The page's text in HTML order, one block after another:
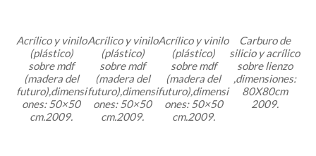
Acrílico y vinilo
(plástico)
sobre mdf
(madera del
futuro),dimensi
ones: 50×50
cm.2009.
Acrílico y vinilo
(plástico)
sobre mdf
(madera del
futuro),dimensi
ones: 50×50
cm.2009.
Acrílico y vinilo
(plástico)
sobre mdf
(madera del
futuro),dimensi
ones: 50×50
cm.2009.
Carburo de
silicio y acrílico
sobre lienzo
,dimensiones:
80X80cm
2009.